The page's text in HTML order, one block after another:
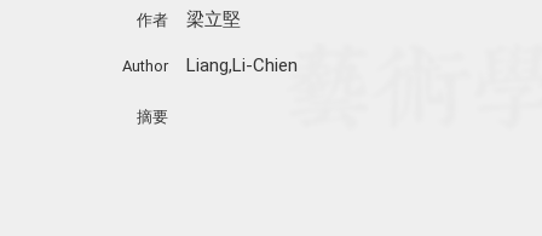
作者 梁立堅
Author Liang,Li-Chien
摘要